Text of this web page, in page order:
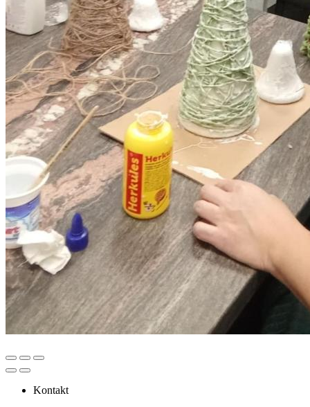
Kontakt